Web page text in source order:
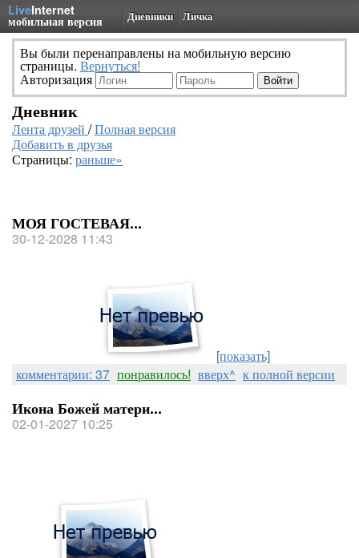
LiveInternet
мобильная версия Дневники Личка
Вы были перенаправлены на мобильную версию
страницы. Вернуться!
Авторизация
Дневник
Лента друзей /Полная версия
Добавить в друзья
Страницы: раньше»
МОЯ ГОСТЕВАЯ...
30-12-2028 11:43
[показать]
комментарии: 37 понравилось! вверх^ к полной версии
Икона Божей матери...
02-01-2027 10:25